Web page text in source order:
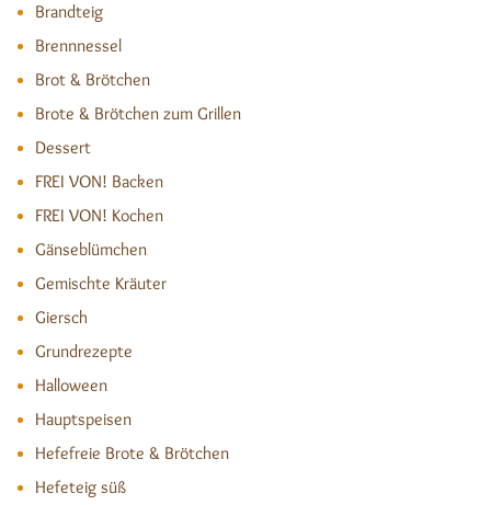
Brandteig
Brennnessel
Brot & Brötchen
Brote & Brötchen zum Grillen
Dessert
FREI VON! Backen
FREI VON! Kochen
Gänseblümchen
Gemischte Kräuter
Giersch
Grundrezepte
Halloween
Hauptspeisen
Hefefreie Brote & Brötchen
Hefeteig süß